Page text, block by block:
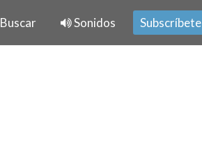
Buscar Sonidos Subscríbete